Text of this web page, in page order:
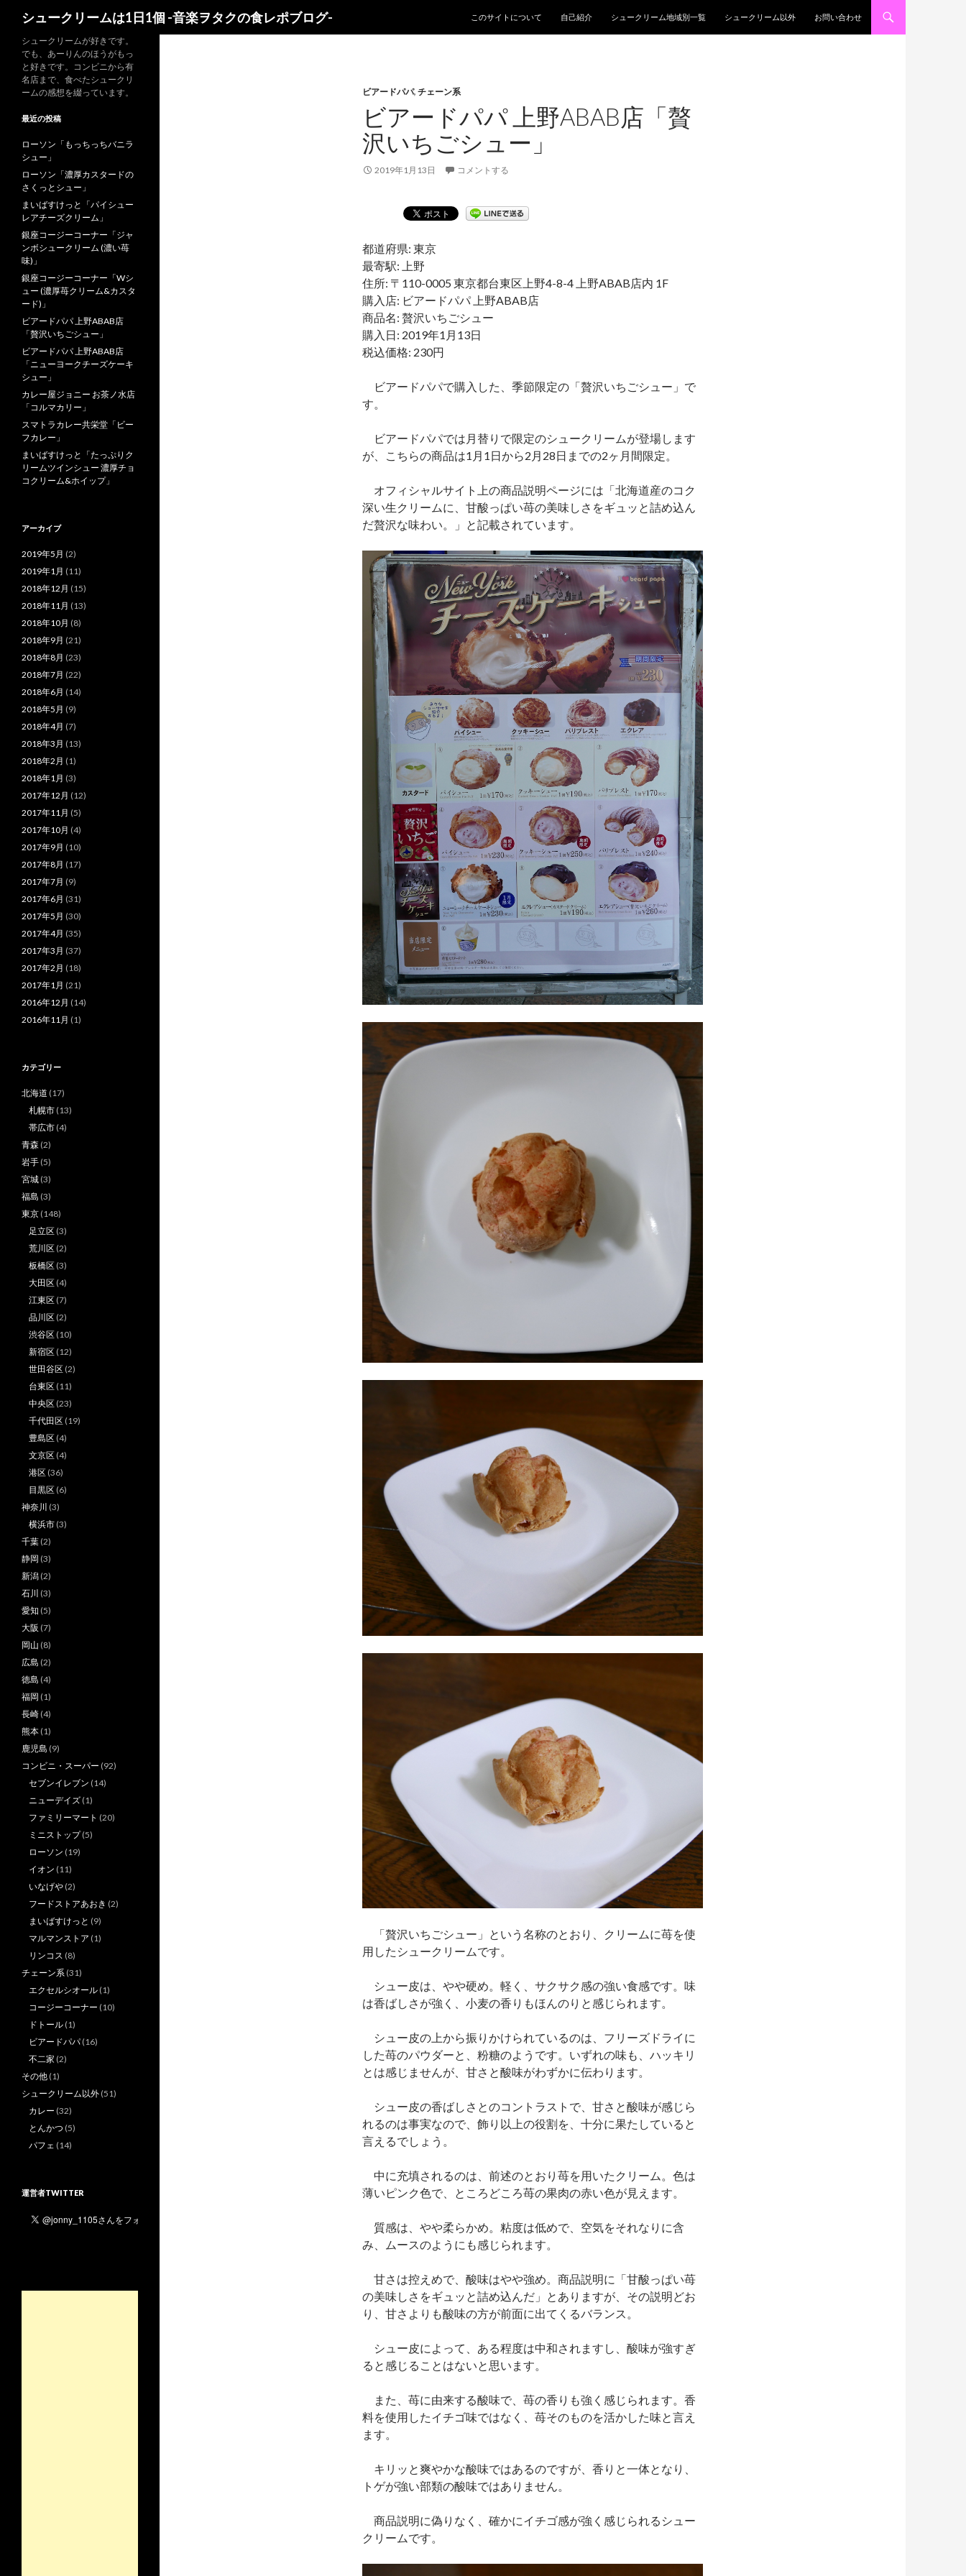
シュークリームは1日1個 -音楽ヲタクの食レポブログ-
このサイトについて
自己紹介 シュークリーム地域別一覧 シュークリーム以外 お問い合わせ
ビアードパパ, チェーン系
ビアードパパ 上野ABAB店「贅
沢いちごシュー」
2019年1月13日 コメントする
都道府県: 東京
最寄駅: 上野
住所: 〒110-0005 東京都台東区上野4-8-4 上野ABAB店内 1F
購入店: ビアードパパ 上野ABAB店
商品名: 贅沢いちごシュー
購入日: 2019年1月13日
税込価格: 230円
ビアードパパで購入した、季節限定の「贅沢いちごシュー」で
す。
ビアードパパでは月替りで限定のシュークリームが登場します
が、こちらの商品は1月1日から2月28日までの2ヶ月間限定。
オフィシャルサイト上の商品説明ページには「北海道産のコク
深い生クリームに、甘酸っぱい苺の美味しさをギュッと詰め込ん
だ贅沢な味わい。」と記載されています。
「贅沢いちごシュー」という名称のとおり、クリームに苺を使
用したシュークリームです。
シュー皮は、やや硬め。軽く、サクサク感の強い食感です。味
は香ばしさが強く、小麦の香りもほんのりと感じられます。
シュー皮の上から振りかけられているのは、フリーズドライに
した苺のパウダーと、粉糖のようです。いずれの味も、ハッキリ
とは感じませんが、甘さと酸味がわずかに伝わります。
シュー皮の香ばしさとのコントラストで、甘さと酸味が感じら
れるのは事実なので、飾り以上の役割を、十分に果たしていると
言えるでしょう。
中に充填されるのは、前述のとおり苺を用いたクリーム。色は
薄いピンク色で、ところどころ苺の果肉の赤い色が見えます。
質感は、やや柔らかめ。粘度は低めで、空気をそれなりに含
み、ムースのようにも感じられます。
甘さは控えめで、酸味はやや強め。商品説明に「甘酸っぱい苺
の美味しさをギュッと詰め込んだ」とありますが、その説明どお
り、甘さよりも酸味の方が前面に出てくるバランス。
シュー皮によって、ある程度は中和されますし、酸味が強すぎ
ると感じることはないと思います。
また、苺に由来する酸味で、苺の香りも強く感じられます。香
料を使用したイチゴ味ではなく、苺そのものを活かした味と言え
ます。
キリッと爽やかな酸味ではあるのですが、香りと一体となり、
トゲが強い部類の酸味ではありません。
商品説明に偽りなく、確かにイチゴ感が強く感じられるシュー
クリームです。
シュークリームが好きです。
でも、あーりんのほうがもっ
と好きです。コンビニから有
名店まで、食べたシュークリ
ームの感想を綴っています。
最近の投稿
ローソン「もっちっちバニラ
シュー」
ローソン「濃厚カスタードの
さくっとシュー」
まいばすけっと「パイシュー
レアチーズクリーム」
銀座コージーコーナー「ジャ
ンボシュークリーム (濃い苺
味)」
銀座コージーコーナー「Wシ
ュー (濃厚苺クリーム&カスタ
ード)」
ビアードパパ 上野ABAB店
「贅沢いちごシュー」
ビアードパパ 上野ABAB店
「ニューヨークチーズケーキ
シュー」
カレー屋ジョニー お茶ノ水店
「コルマカリー」
スマトラカレー共栄堂「ビー
フカレー」
まいばすけっと「たっぷりク
リームツインシュー 濃厚チョ
コクリーム&ホイップ」
アーカイブ
2019年5月 (2)
2019年1月 (11)
2018年12月 (15)
2018年11月 (13)
2018年10月 (8)
2018年9月 (21)
2018年8月 (23)
2018年7月 (22)
2018年6月 (14)
2018年5月 (9)
2018年4月 (7)
2018年3月 (13)
2018年2月 (1)
2018年1月 (3)
2017年12月 (12)
2017年11月 (5)
2017年10月 (4)
2017年9月 (10)
2017年8月 (17)
2017年7月 (9)
2017年6月 (31)
2017年5月 (30)
2017年4月 (35)
2017年3月 (37)
2017年2月 (18)
2017年1月 (21)
2016年12月 (14)
2016年11月 (1)
カテゴリー
北海道 (17)
札幌市 (13)
帯広市 (4)
青森 (2)
岩手 (5)
宮城 (3)
福島 (3)
東京 (148)
足立区 (3)
荒川区 (2)
板橋区 (3)
大田区 (4)
江東区 (7)
品川区 (2)
渋谷区 (10)
新宿区 (12)
世田谷区 (2)
台東区 (11)
中央区 (23)
千代田区 (19)
豊島区 (4)
文京区 (4)
港区 (36)
目黒区 (6)
神奈川 (3)
横浜市 (3)
千葉 (2)
静岡 (3)
新潟 (2)
石川 (3)
愛知 (5)
大阪 (7)
岡山 (8)
広島 (2)
徳島 (4)
福岡 (1)
長崎 (4)
熊本 (1)
鹿児島 (9)
コンビニ・スーパー (92)
セブンイレブン (14)
ニューデイズ (1)
ファミリーマート (20)
ミニストップ(5)
ローソン (19)
イオン (11)
いなげや (2)
フードストアあおき (2)
まいばすけっと (9)
マルマンストア (1)
リンコス (8)
チェーン系 (31)
エクセルシオール (1)
コージーコーナー (10)
ドトール (1)
ビアードパパ(16)
不二家 (2)
その他 (1)
シュークリーム以外 (51)
カレー (32)
とんかつ (5)
パフェ (14)
運営者TWITTER